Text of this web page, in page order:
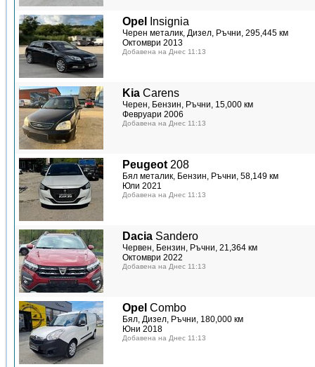
Opel Insignia
Черен металик, Дизел, Ръчни, 295,445 км
Октомври 2013
Добавена на Днес 11:13
Kia Carens
Черен, Бензин, Ръчни, 15,000 км
Февруари 2006
Добавена на Днес 11:13
Peugeot 208
Бял металик, Бензин, Ръчни, 58,149 км
Юли 2021
Добавена на Днес 11:13
Dacia Sandero
Червен, Бензин, Ръчни, 21,364 км
Октомври 2022
Добавена на Днес 11:13
Opel Combo
Бял, Дизел, Ръчни, 180,000 км
Юни 2018
Добавена на Днес 11:13